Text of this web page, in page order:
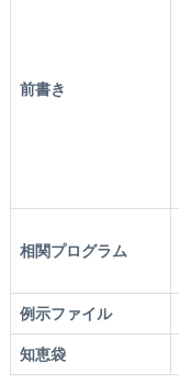
前書き
相関プログラム
例示ファイル
知恵袋